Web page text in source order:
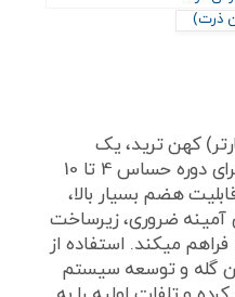
ذرت)
کهن ترید، یک
خوراک کامل و متعادل شده برای دوره حساس 4 تا 10
هضم بسیار بالا،
آمینه ضروری، زیرساخت
میکند. استفاده از
گله و توسعه سیستم